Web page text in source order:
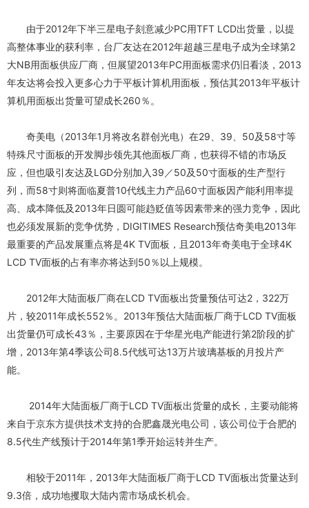
由于2012年下半三星电子刻意减少PC用TFT LCD出货量，以提
高整体事业的获利率，台厂友达在2012年超越三星电子成为全球第2
大NB用面板供应厂商，但展望2013年PC用面板需求仍旧看淡，2013
年友达将会投入更多心力于平板计算机用面板，预估其2013年平板计
算机用面板出货量可望成长260％。
奇美电（2013年1月将改名群创光电）在29、39、50及58寸等
特殊尺寸面板的开发脚步领先其他面板厂商，也获得不错的市场反
应，但也吸引友达及LGD分别加入39／50及50寸面板的生产型行
列，而58寸则将面临夏普10代线主力产品60寸面板因产能利用率提
高、成本降低及2013年日圆可能趋贬值等因素带来的强力竞争，因此
也必须发展新的竞争优势，DIGITIMES Research预估奇美电2013年
最重要的产品发展重点将是4K TV面板，且2013年奇美电于全球4K
LCD TV面板的占有率亦将达到50％以上规模。
2012年大陆面板厂商在LCD TV面板出货量预估可达2，322万
片，较2011年成长552％。2013年预估大陆面板厂商于LCD TV面板
出货量仍可成长43％，主要原因在于华星光电产能进行第2阶段的扩
增，2013年第4季该公司8.5代线可达13万片玻璃基板的月投片产
能。
2014年大陆面板厂商于LCD TV面板出货量的成长，主要动能将
来自于京东方提供技术支持的合肥鑫晟光电公司，该公司位于合肥的
8.5代生产线预计于2014年第1季开始运转并生产。
相较于2011年，2013年大陆面板厂商于LCD TV面板出货量达到
9.3倍，成功地攫取大陆内需市场成长机会。